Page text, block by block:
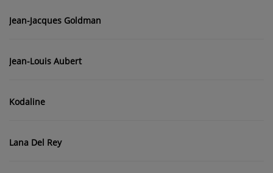
INFOS POP ROCK
La Radio
ARTISTES
Jean-Jacques Goldman
Jean-Louis Aubert
Kodaline
Lana Del Rey